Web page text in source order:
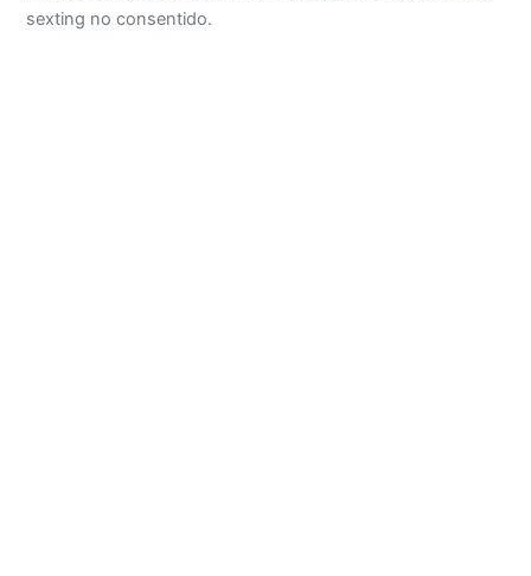
sexting no consentido.